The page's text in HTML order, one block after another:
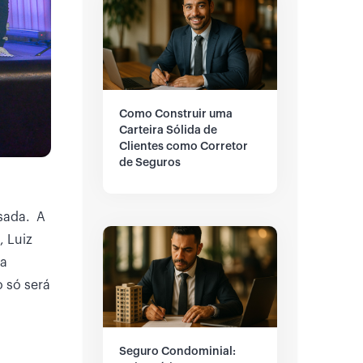
A
Luiz
só será
Como Construir uma
Carteira Sólida de
Clientes como Corretor
de Seguros
Seguro Condominial: